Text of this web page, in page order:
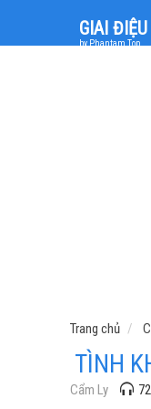
GIAI
by Phantam Top
Trang chủ
TÌNH
Cẩm Ly